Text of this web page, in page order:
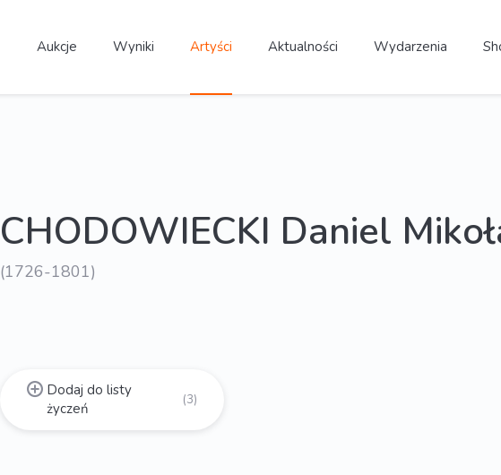
Aukcje Wyniki Artyści Aktualności Wydarzenia
CHODOWIECKI Daniel
(1726-1801)
Dodaj do listy
życzeń
(3)